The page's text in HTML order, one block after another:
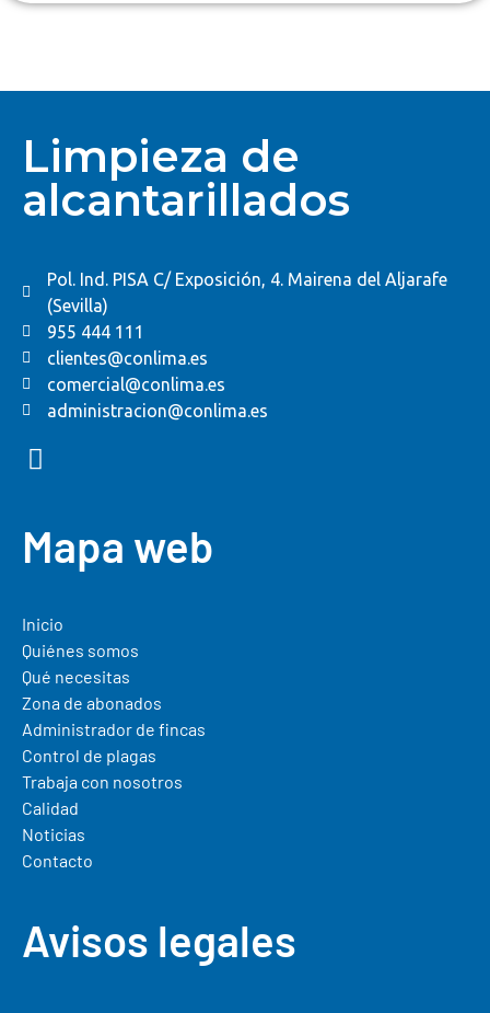
Limpieza de
alcantarillados
Pol. Ind. PISA C/ Exposición, 4. Mairena del Aljarafe
(Sevilla)
955 444 111
clientes@conlima.es
comercial@conlima.es
administracion@conlima.es
Mapa web
Inicio
Quiénes somos
Qué necesitas
Zona de abonados
Administrador de fincas
Control de plagas
Trabaja con nosotros
Calidad
Noticias
Contacto
Avisos legales